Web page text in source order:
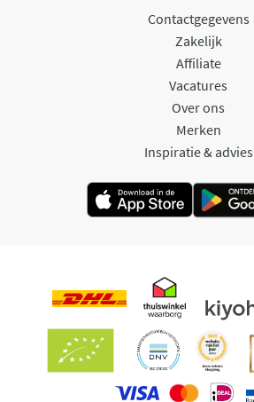
Contactgegevens
Zakelijk
Affiliate
Vacatures
Over ons
Merken
Inspiratie & advies